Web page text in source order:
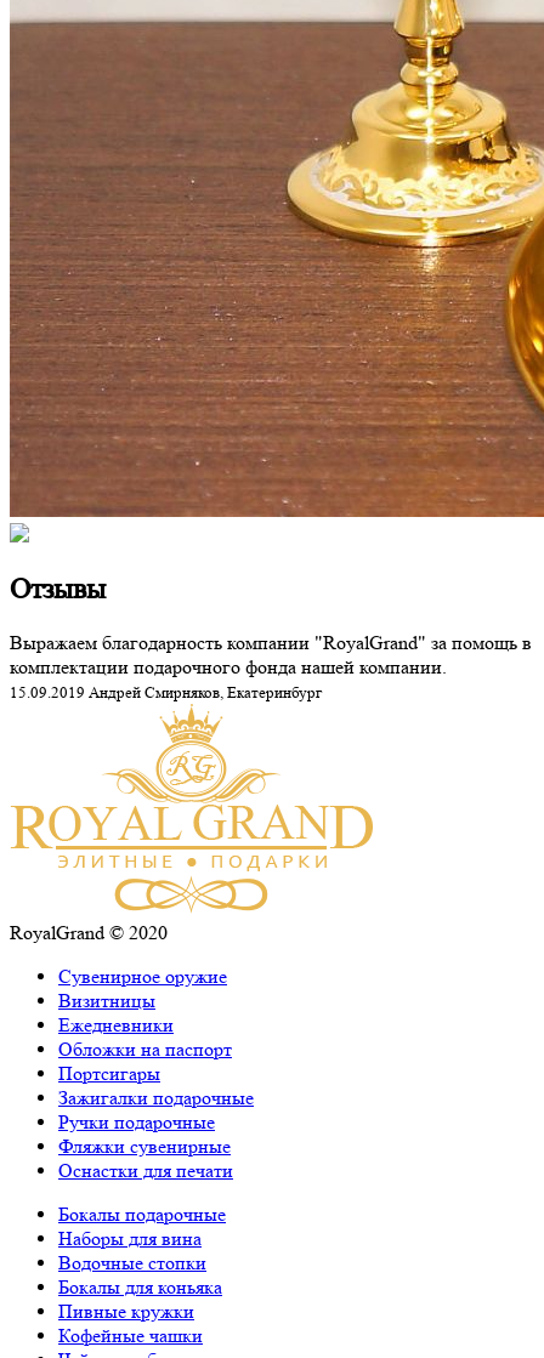
Отзывы
Выражаем благодарность компании "RoyalGrand" за помощь в
комплектации подарочного фонда нашей компании.
15.09.2019 Андрей Смирняков, Екатеринбург
RoyalGrand © 2020
Сувенирное оружие
Визитницы
Ежедневники
Обложки на паспорт
Портсигары
Зажигалки подарочные
Ручки подарочные
Фляжки сувенирные
Оснастки для печати
Бокалы подарочные
Наборы для вина
Водочные стопки
Бокалы для коньяка
Пивные кружки
Кофейные чашки